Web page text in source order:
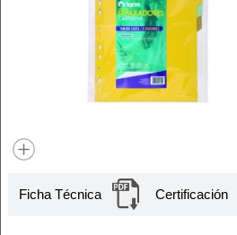
Ficha Técnica Certificación